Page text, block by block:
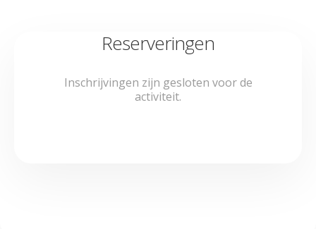
Reserveringen
Inschrijvingen zijn gesloten voor de
activiteit.